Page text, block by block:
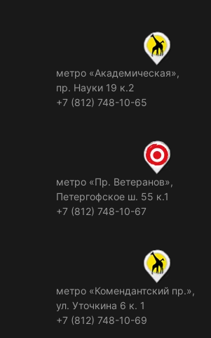
метро «Академическая»,
пр. Науки 19 к.2
+7 (812) 748-10-65
метро «Пр. Ветеранов»,
Петергофское ш. 55 к.1
+7 (812) 748-10-67
метро «Комендантский пр.»,
ул. Уточкина 6 к. 1
+7 (812) 748-10-69